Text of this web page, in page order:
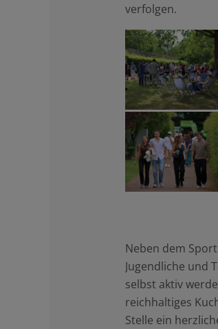
verfolgen.
Neben dem
Jugendliche und
selbst aktiv
reichhaltiges
Stelle ein